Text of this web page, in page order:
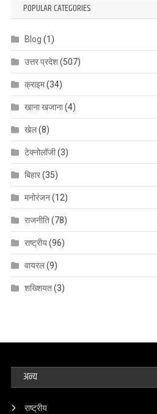
POPULAR CATEGORIES
Blog (1)
उत्तर प्रदेश(507)
क्राइम(34)
खाना खजाना(4)
खेल(8)
टेक्नोलॉजी(3)
बिहार(35)
मनोरंजन(12)
राजनीति(78)
राष्ट्रीय(96)
वायरल(9)
शख्शियत(3)
अन्य
राष्ट्रीय